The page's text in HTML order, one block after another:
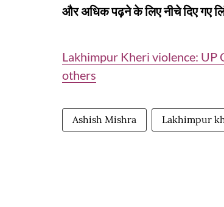
और अधिक पढ़ने के लिए नीचे दिए गए
Lakhimpur Kheri violence: UP
others
Ashish Mishra Lakhimpur